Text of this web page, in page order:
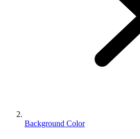
Background Color